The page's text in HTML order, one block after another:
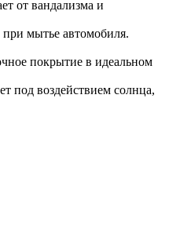
от вандализма и
при мытье автомобиля.
покрытие в идеальном
под воздействием солнца,